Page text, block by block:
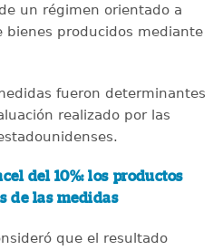
un régimen orientado a
producidos mediante
fueron determinantes
realizado por las
del 10%: los productos
de las medidas
que el resultado